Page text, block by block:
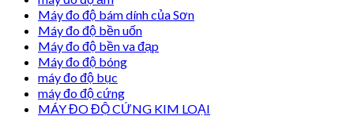
Máy đo độ bám dính của Sơn
Máy đo độ bền uốn
Máy đo độ bền va đạp
Máy đo độ bóng
máy đo độ bục
máy đo độ cứng
MÁY ĐO ĐỘ CỨNG KIM LOẠI